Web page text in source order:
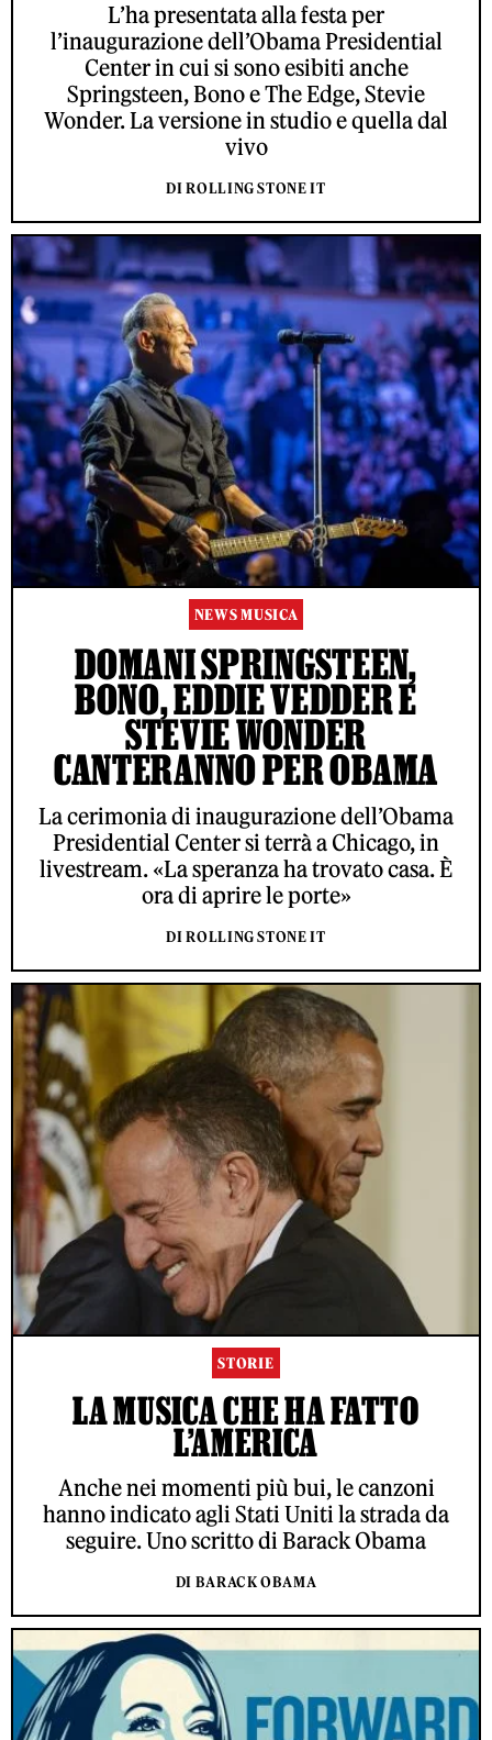
L’ha presentata alla festa per
l’inaugurazione dell’Obama Presidential
Center in cui si sono esibiti anche
Springsteen, Bono e The Edge, Stevie
Wonder. La versione in studio e quella dal
vivo
DI ROLLING STONE IT
NEWS MUSICA
DOMANI SPRINGSTEEN,
BONO, EDDIE VEDDER E
STEVIE WONDER
CANTERANNO PER OBAMA
La cerimonia di inaugurazione dell’Obama
Presidential Center si terrà a Chicago, in
livestream. «La speranza ha trovato casa. È
ora di aprire le porte»
DI ROLLING STONE IT
STORIE
LA MUSICA CHE HA FATTO
L’AMERICA
Anche nei momenti più bui, le canzoni
hanno indicato agli Stati Uniti la strada da
seguire. Uno scritto di Barack Obama
DI BARACK OBAMA